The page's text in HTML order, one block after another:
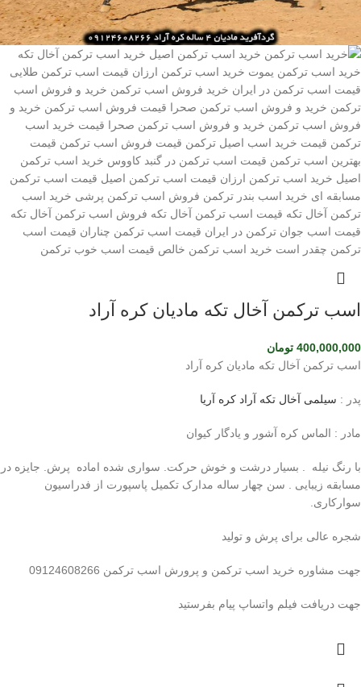
اسب ترکمن آخال تکه مادیان کره آراد
400,000,000 تومان
اسب ترکمن آخال تکه مادیان کره آراد
پدر : سیلمی آخال تکه آراد کره آریا
مادر : الماس کره آشور و یادگار کیوان
با رنگ نیله . بسیار درشت و خوش حرکت. سواری شده اماده پرش. جایزه در
مسابقه زیبایی . سن چهار ساله مدارک تکمیل پاسپورت از فدراسیون
سوارکاری.
شجره عالی برای پرش و تولید
جهت مشاوره خرید اسب ترکمن و پرورش اسب ترکمن 09124608266
جهت دریافت فیلم واتساپ پیام بفرستید